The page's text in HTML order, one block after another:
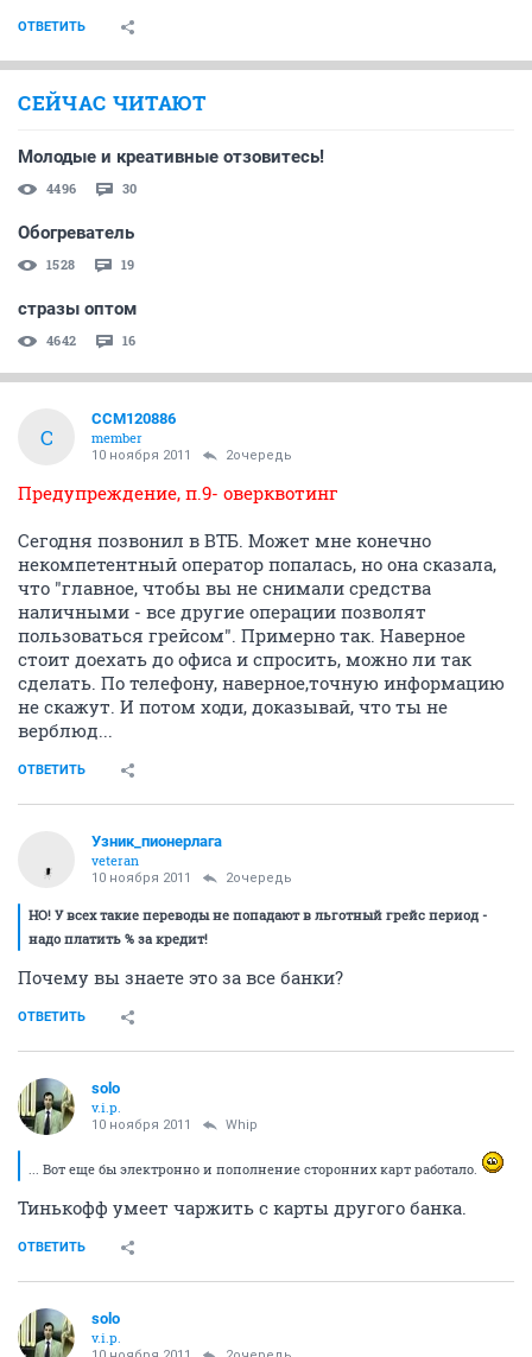
ОТВЕТИТЬ
СЕЙЧАС ЧИТАЮТ
Молодые и креативные отзовитесь!
4496 30
Обогреватель
1528 19
стразы оптом
4642 16
C
CCM120886
member
10 ноября 2011 2очередь
Предупреждение, п.9- оверквотинг
Сегодня позвонил в ВТБ. Может мне конечно
некомпетентный оператор попалась, но она сказала,
что "главное, чтобы вы не снимали средства
наличными - все другие операции позволят
пользоваться грейсом". Примерно так. Наверное
стоит доехать до офиса и спросить, можно ли так
сделать. По телефону, наверное,точную информацию
не скажут. И потом ходи, доказывай, что ты не
верблюд...
ОТВЕТИТЬ
Узник_пионерлага
veteran
10 ноября 2011 2очередь
НО! У всех такие переводы не попадают в льготный грейс период -
надо платить % за кредит!
Почему вы знаете это за все банки?
ОТВЕТИТЬ
solo
v.i.p.
10 ноября 2011 Whip
... Вот еще бы электронно и пополнение сторонних карт работало.
Тинькофф умеет чаржить с карты другого банка.
ОТВЕТИТЬ
solo
v.i.p.